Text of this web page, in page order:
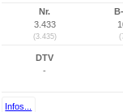
Nr.
3.433
(3.435)
DTV
-
Infos...